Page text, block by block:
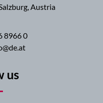
Austria
8966 0
us